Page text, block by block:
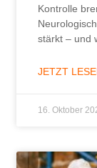
Kontrolle
stärkt – und
JETZT
16. Oktober